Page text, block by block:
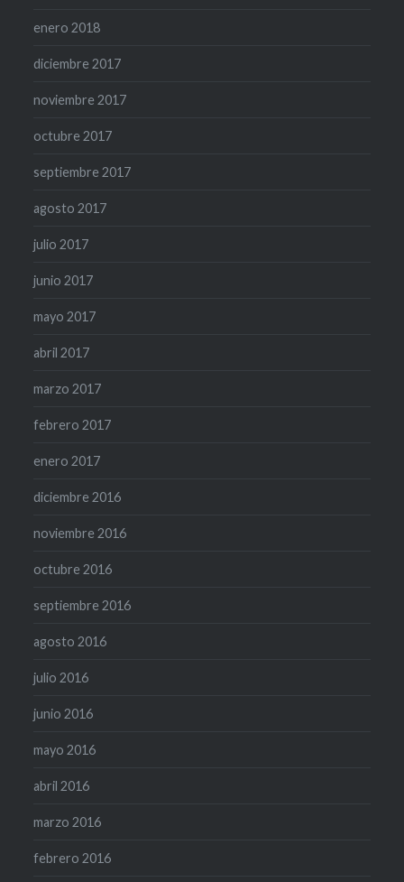
enero 2018
diciembre 2017
noviembre 2017
octubre 2017
septiembre 2017
agosto 2017
julio 2017
junio 2017
mayo 2017
abril 2017
marzo 2017
febrero 2017
enero 2017
diciembre 2016
noviembre 2016
octubre 2016
septiembre 2016
agosto 2016
julio 2016
junio 2016
mayo 2016
abril 2016
marzo 2016
febrero 2016